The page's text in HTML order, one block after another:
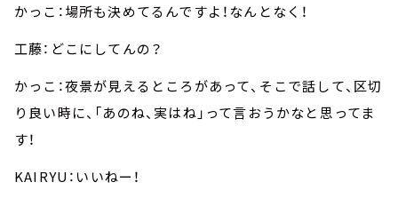
かっこ：場所も決めてるんですよ！なんとなく！
工藤：どこにしてんの？
かっこ：夜景が見えるところがあって、そこで話して、区切
り良い時に、「あのね、実はね」って言おうかなと思ってま
す！
KAIRYU：いいねー！